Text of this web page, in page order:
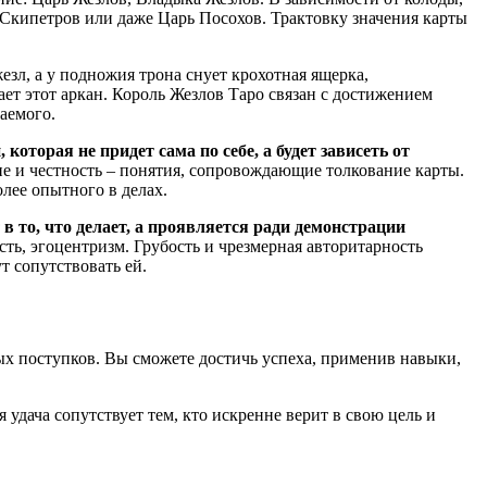
или даже Царь Посохов. Трактовку значения карты
а у подножия трона снует крохотная ящерка,
этот аркан. Король Жезлов Таро связан с достижением
не придет сама по себе, а будет зависеть от
и честность – понятия, сопровождающие толкование карты.
опытного в делах.
то, что делает, а проявляется ради демонстрации
эгоцентризм. Грубость и чрезмерная авторитарность
ей.
поступков. Вы сможете достичь успеха, применив навыки,
сопутствует тем, кто искренне верит в свою цель и